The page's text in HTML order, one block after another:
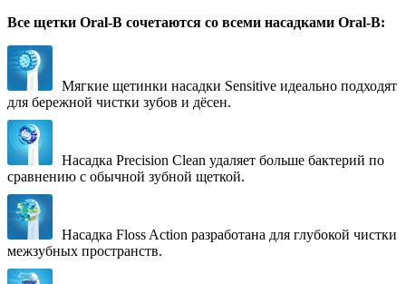
Все щетки Oral-B сочетаются со всеми насадками Oral-B:
Мягкие щетинки насадки Sensitive идеально подходят
для бережной чистки зубов и дёсен.
Насадка Precision Clean удаляет больше бактерий по
сравнению с обычной зубной щеткой.
Насадка Floss Action разработана для глубокой чистки
межзубных пространств.